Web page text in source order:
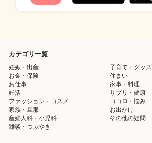
カテゴリ一覧
妊娠・出産
子育て・グッズ
お金・保険
住まい
お仕事
家事・料理
妊活
サプリ・健康
ファッション・コスメ
ココロ・悩み
家族・旦那
お出かけ
産婦人科・小児科
その他の疑問
雑談・つぶやき